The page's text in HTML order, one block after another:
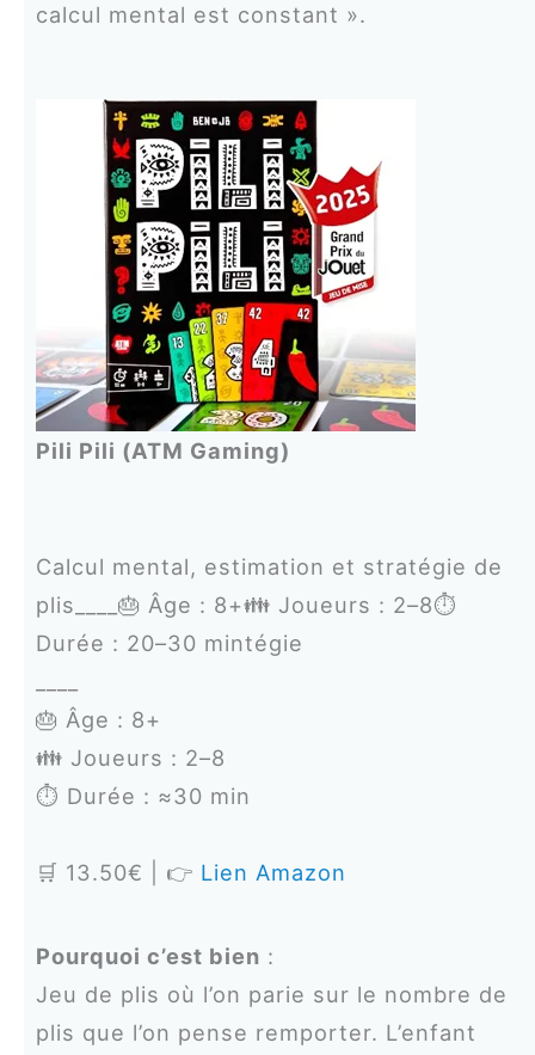
calcul mental est constant ».
Pili Pili (ATM Gaming)
Calcul mental, estimation et stratégie de
plis____🎂 Âge : 8+👪 Joueurs : 2–8⏱️
Durée : 20–30 mintégie
🎂 Âge : 8+
👪 Joueurs : 2–8
⏱️ Durée : ≈30 min
🛒 13.50€ | 👉 Lien Amazon
Pourquoi c’est bien :
Jeu de plis où l’on parie sur le nombre de
plis que l’on pense remporter. L’enfant